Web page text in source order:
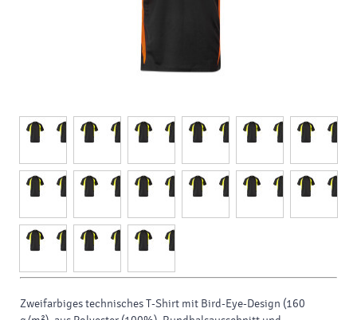
Zweifarbiges technisches T-Shirt mit Bird-Eye-Design (160